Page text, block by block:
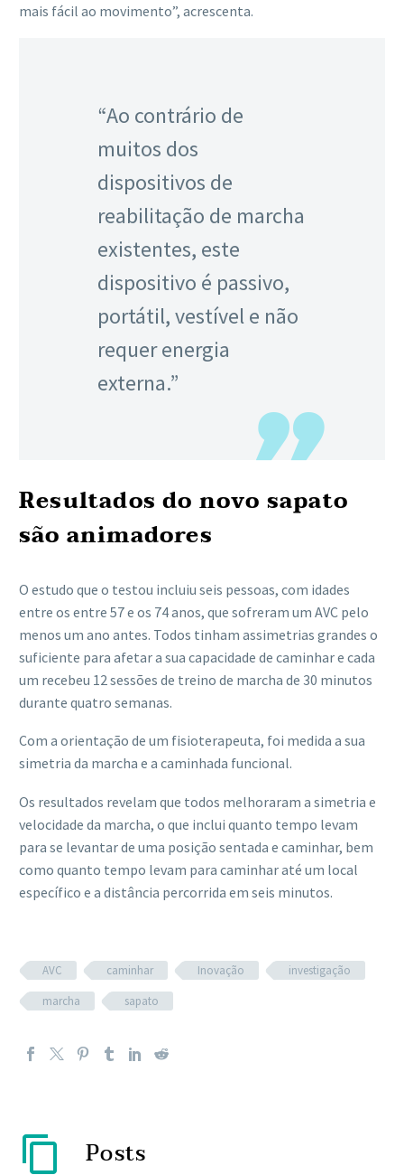
mais fácil ao movimento”, acrescenta.
“Ao contrário de
muitos dos
dispositivos de
reabilitação de marcha
existentes, este
dispositivo é passivo,
portátil, vestível e não
requer energia
externa.”
Resultados do novo sapato
são animadores
O estudo que o testou incluiu seis pessoas, com idades
entre os entre 57 e os 74 anos, que sofreram um AVC pelo
menos um ano antes. Todos tinham assimetrias grandes o
suficiente para afetar a sua capacidade de caminhar e cada
um recebeu 12 sessões de treino de marcha de 30 minutos
durante quatro semanas.
Com a orientação de um fisioterapeuta, foi medida a sua
simetria da marcha e a caminhada funcional.
Os resultados revelam que todos melhoraram a simetria e
velocidade da marcha, o que inclui quanto tempo levam
para se levantar de uma posição sentada e caminhar, bem
como quanto tempo levam para caminhar até um local
específico e a distância percorrida em seis minutos.
AVC caminhar Inovação
investigação
marcha
sapato
Posts